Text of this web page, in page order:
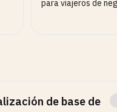
para viajeros de
de base de